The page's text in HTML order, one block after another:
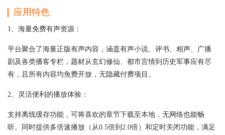
应用特色
1、海量免费有声资源：
平台聚合了海量正版有声内容，涵盖有声小说、评书、相声、广播
剧及各类播客专栏，题材从玄幻修仙、都市言情到历史军事应有尽
有，且所有内容均免费开放，无隐藏付费项目。
2、灵活便利的播放体验：
支持离线缓存功能，可将喜欢的章节下载至本地，无网络也能畅
听。同时提供多倍速播放（从0.5倍到2.0倍）和定时关闭功能，满足